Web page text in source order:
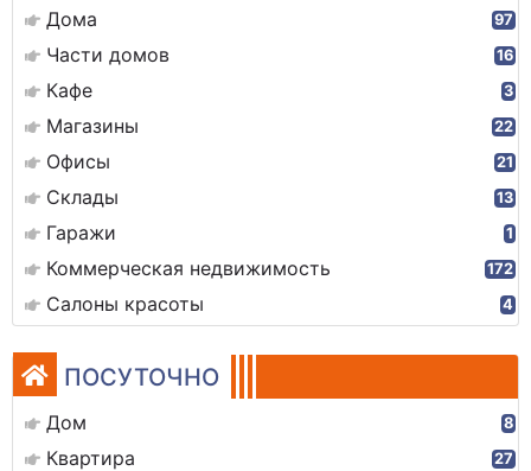
Дома 97
Части домов 16
Кафе 3
Магазины 22
Офисы 21
Склады 13
Гаражи 1
Коммерческая недвижимость 172
Салоны красоты 4
ПОСУТОЧНО
Дом 8
Квартира 27